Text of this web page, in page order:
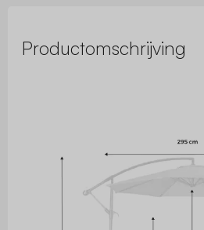
Productomschrijving